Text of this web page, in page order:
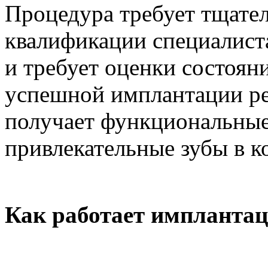
Процедура требует
квалификации
и требует оценки
успешной имплантации
получает
привлекательные зубы в
Как работает